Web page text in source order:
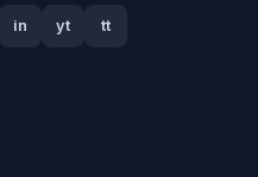
in yt tt